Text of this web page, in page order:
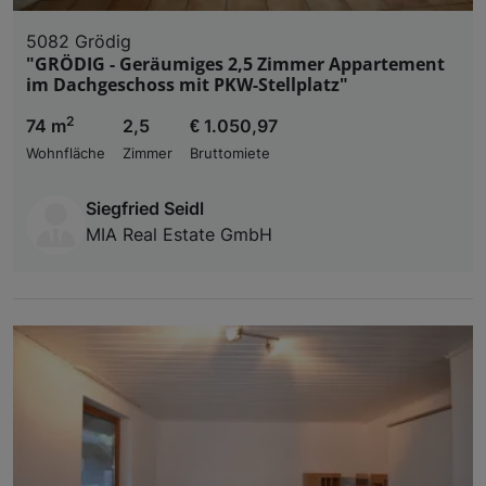
5082 Grödig
"GRÖDIG - Geräumiges 2,5 Zimmer Appartement
im Dachgeschoss mit PKW-Stellplatz"
74 m2
Wohnfläche
2,5
Zimmer
€ 1.050,97
Bruttomiete
Siegfried Seidl
MIA Real Estate GmbH